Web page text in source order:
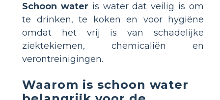
Schoon water is water dat veilig is om
te drinken, te koken en voor hygiëne
omdat het vrij is van schadelijke
ziektekiemen, chemicaliën en
verontreinigingen.
Waarom is schoon water